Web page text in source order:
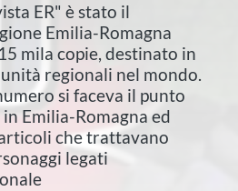
ER" è stato il
Emilia-Romagna
mila copie, destinato in
regionali nel mondo.
si faceva il punto
Emilia-Romagna ed
che trattavano
legati